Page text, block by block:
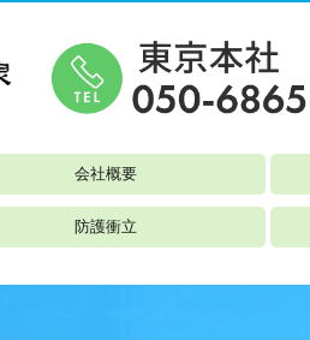
会社概要
防護衝立